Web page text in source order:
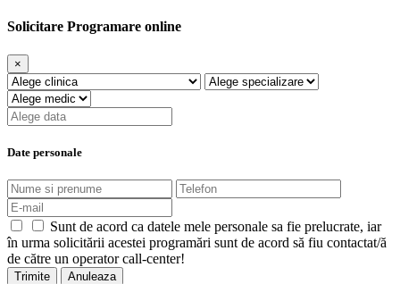
Solicitare Programare online
×
Date personale
Sunt de acord ca datele mele personale sa fie prelucrate, iar
în urma solicitării acestei programări sunt de acord să fiu contactat/ă
de către un operator call-center!
Trimite Anuleaza